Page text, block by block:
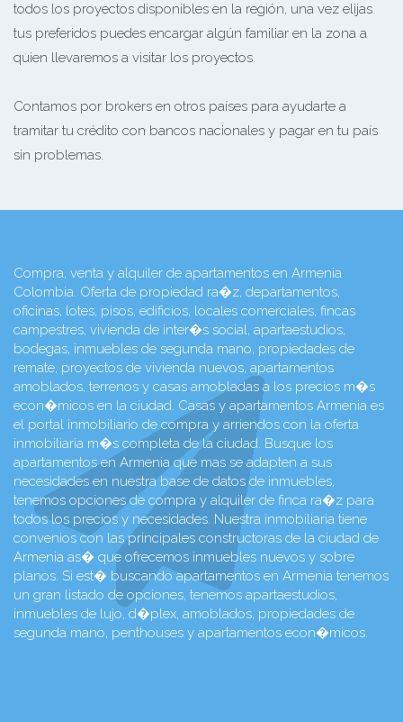
todos los proyectos disponibles en la región, una vez elijas
tus preferidos puedes encargar algún familiar en la zona a
quien llevaremos a visitar los proyectos.
Contamos por brokers en otros países para ayudarte a
tramitar tu crédito con bancos nacionales y pagar en tu país
sin problemas.
Compra, venta y alquiler de apartamentos en Armenia
Colombia. Oferta de propiedad ra�z, departamentos,
oficinas, lotes, pisos, edificios, locales comerciales, fincas
campestres, vivienda de inter�s social, apartaestudios,
bodegas, inmuebles de segunda mano, propiedades de
remate, proyectos de vivienda nuevos, apartamentos
amoblados, terrenos y casas amobladas a los precios m�s
econ�micos en la ciudad. Casas y apartamentos Armenia es
el portal inmobiliario de compra y arriendos con la oferta
inmobiliaria m�s completa de la ciudad. Busque los
apartamentos en Armenia que mas se adapten a sus
necesidades en nuestra base de datos de inmuebles,
tenemos opciones de compra y alquiler de finca ra�z para
todos los precios y necesidades. Nuestra inmobiliaria tiene
convenios con las principales constructoras de la ciudad de
Armenia as� que ofrecemos inmuebles nuevos y sobre
planos. Si est� buscando apartamentos en Armenia tenemos
un gran listado de opciones, tenemos apartaestudios,
inmuebles de lujo, d�plex, amoblados, propiedades de
segunda mano, penthouses y apartamentos econ�micos.